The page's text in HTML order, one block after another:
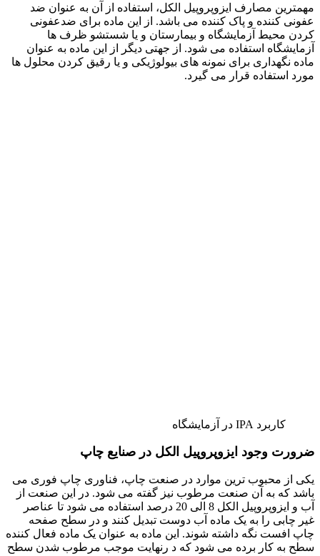
مهمترین مصارف ایزوپروپیل الکل، استفاده از آن به عنوان ضد
عفونی کننده و پاک کننده می باشد. از این ماده برای ضدعفونی
کردن محیط آزمایشگاه و بیمارستان و یا شستشو ظرف ها
آزمایشگاه استفاده می شود. از جهتی دیگر از این ماده به عنوان
ماده نگهداری برای نمونه های بیولوژیکی و یا رقیق کردن محلول ها
مورد استفاده قرار می گیرد.
کاربرد IPA در آزمایشگاه
ضرورت وجود ایزوپروپیل الکل در صنایع چاپ
یکی از محبوب ترین موارد در صنعت چاپ، فناوری چاپ فوری می
باشد که به آن صنعت مرطوب نیز گفته می شود. در این صنعت از
آب و ایزوپروپیل الکل 8 الی 20 درصد استفاده می شود تا عناصر
غیر چابی را به یک ماده آب دوست تبدیل کنند و در سطح صفحه
چاپ افست نگه داشته شوند. این ماده به عنوان یک ماده فعال کننده
سطح به کار برده می شود که د رنهایت موجب مرطوب شدن سطح